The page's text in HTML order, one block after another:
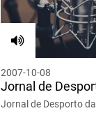
2007-10-08
Jornal de
Jornal de Desporto